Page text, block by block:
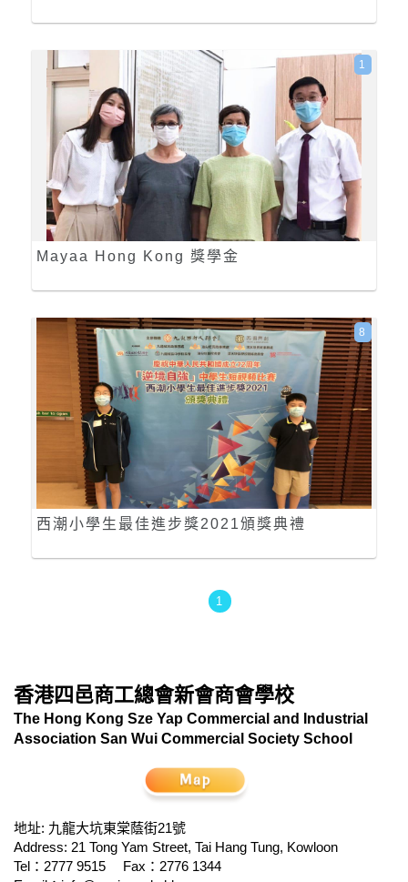
Mayaa Hong Kong 獎學金
1
西潮小學生最佳進步獎2021頒獎典禮
8
1
香港四邑商工總會新會商會學校
The Hong Kong Sze Yap Commercial and Industrial
Association San Wui Commercial Society School
地址: 九龍大坑東棠蔭街21號
Address: 21 Tong Yam Street, Tai Hang Tung, Kowloon
Tel：2777 9515
Fax：2776 1344